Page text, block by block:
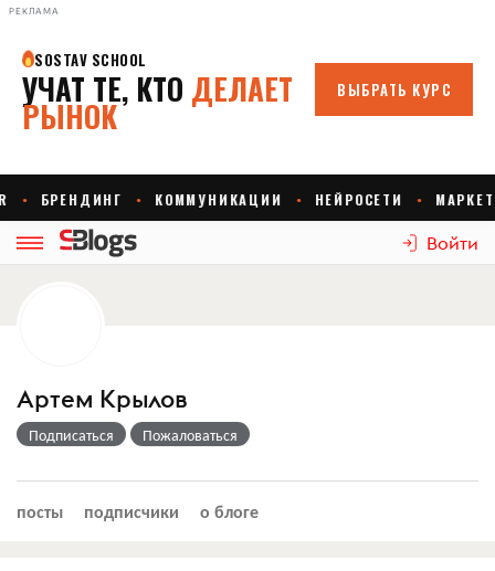
РЕКЛАМА
Войти
Артем Крылов
Подписаться Пожаловаться
посты подписчики о блоге